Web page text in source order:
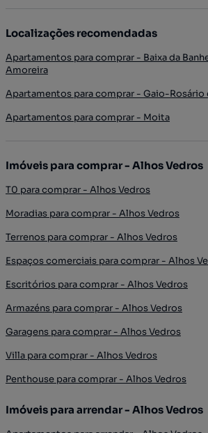
Localizações recomendadas
Apartamentos para comprar - Baixa da
Amoreira
Apartamentos para comprar - Gaio-Rosário
Apartamentos para comprar - Moita
Imóveis para comprar - Alhos Vedros
T0 para comprar - Alhos Vedros
Moradias para comprar - Alhos Vedros
Terrenos para comprar - Alhos Vedros
Espaços comerciais para comprar - Alhos
Escritórios para comprar - Alhos Vedros
Armazéns para comprar - Alhos Vedros
Garagens para comprar - Alhos Vedros
Villa para comprar - Alhos Vedros
Penthouse para comprar - Alhos Vedros
Imóveis para arrendar - Alhos Vedros